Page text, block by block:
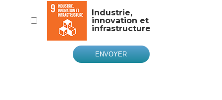
Industrie,
innovation et
infrastructure